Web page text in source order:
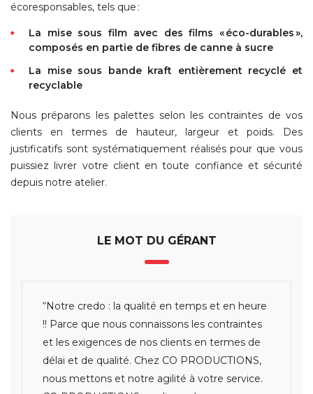
écoresponsables, tels que :
La mise sous film avec des films « éco-durables »,
composés en partie de fibres de canne à sucre
La mise sous bande kraft entièrement recyclé et
recyclable
Nous préparons les palettes selon les contraintes de vos
clients en termes de hauteur, largeur et poids. Des
justificatifs sont systématiquement réalisés pour que vous
puissiez livrer votre client en toute confiance et sécurité
depuis notre atelier.
LE MOT DU GÉRANT
“Notre credo : la qualité en temps et en heure
!! Parce que nous connaissons les contraintes
et les exigences de nos clients en termes de
délai et de qualité. Chez CO PRODUCTIONS,
nous mettons et notre agilité à votre service.